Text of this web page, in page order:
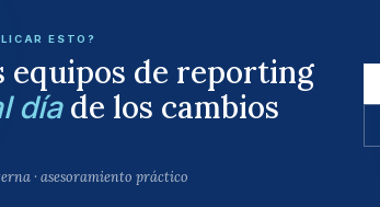
ESTO?
equipos de reporting
díade los cambios
· asesoramiento práctico